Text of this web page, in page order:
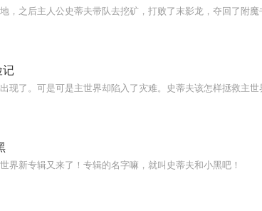
记
界新专辑又来了！专辑的名字嘛，就叫史蒂夫和小黑吧！